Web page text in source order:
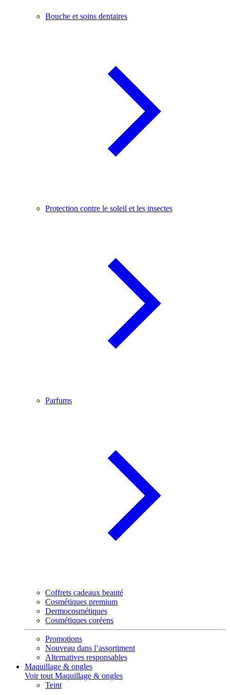
Bouche et soins dentaires
Protection contre le soleil et les insectes
Parfums
Coffrets cadeaux beauté
Cosmétiques premium
Dermocosmétiques
Cosmétiques coréens
Promotions
Nouveau dans l’assortiment
Alternatives responsables
Maquillage & ongles
Voir tout Maquillage & ongles
Teint